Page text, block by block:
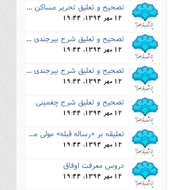
تصحیح و تعلیق تحریر مساکن ثاو ذوسیوس
12 مهر 1394, 19:44
تصحیح و تعلیق شرح بیرجندى بر بیست باب
12 مهر 1394, 19:44
تصحیح و تعلیق شرح بیرجندى بر زیج الغ بیک
12 مهر 1394, 19:44
تصحیح و تعلیق شرح چغمینى
12 مهر 1394, 19:44
تعلیقه بر «رساله قبله» مولى مظفر
12 مهر 1394, 19:44
دروس معرفت اوفاق
12 مهر 1394, 19:44